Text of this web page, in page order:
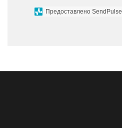
Предоставлено SendPulse